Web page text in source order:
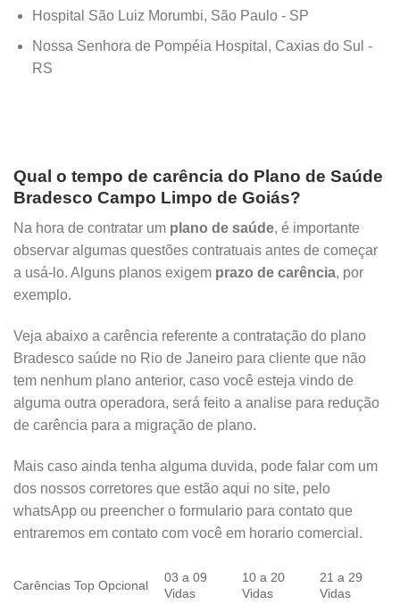
Hospital São Luiz Morumbi, São Paulo - SP
Nossa Senhora de Pompéia Hospital, Caxias do Sul -
RS
Qual o tempo de carência do Plano de Saúde
Bradesco Campo Limpo de Goiás?
Na hora de contratar um plano de saúde, é importante
observar algumas questões contratuais antes de começar
a usá-lo. Alguns planos exigem prazo de carência, por
exemplo.
Veja abaixo a carência referente a contratação do plano
Bradesco saúde no Rio de Janeiro para cliente que não
tem nenhum plano anterior, caso você esteja vindo de
alguma outra operadora, será feito a analise para redução
de carência para a migração de plano.
Mais caso ainda tenha alguma duvida, pode falar com um
dos nossos corretores que estão aqui no site, pelo
whatsApp ou preencher o formulario para contato que
entraremos em contato com você em horario comercial.
Carências Top Opcional
03 a 09
Vidas
10 a 20
Vidas
21 a 29
Vidas